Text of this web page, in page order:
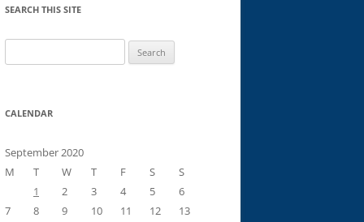
SEARCH THIS SITE
for:
CALENDAR
September 2020
M
T W T F S
S
1
2 3 4 5
6
7
8 9 10 11 12
13